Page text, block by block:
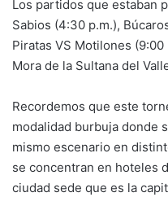
Los partidos que estaban
Sabios (4:30 p.m.),
Piratas VS Motilones
Mora de la Sultana del
Recordemos que este
modalidad burbuja donde
mismo escenario en
se concentran en hoteles
ciudad sede que es la